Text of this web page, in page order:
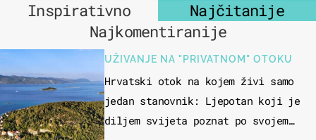
Inspirativno
Najčitanije
Najkomentiranije
UŽIVANJE NA "PRIVATNOM" OTOKU
Hrvatski otok na kojem živi samo
jedan stanovnik: Ljepotan koji je
diljem svijeta poznat po svojem